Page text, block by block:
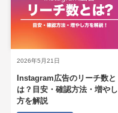
Instagram広告のリーチ数と
は？目安・確認方法・増やし
方を解説
2026年5月21日